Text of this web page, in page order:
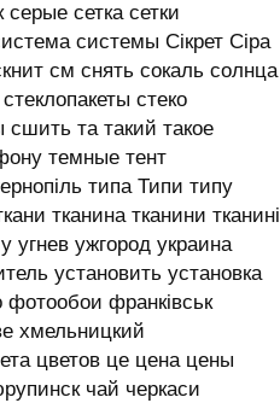
серые сетка сетки
системы ‎Сікрет Сіра
см снять сокаль солнца
стеко
та такий такое
темные тент
типа Типи типу
тканина тканини тканині
угнев ужгород украина
установить установка
франківськ
хмельницкий
цветов це цена цены
чай черкаси